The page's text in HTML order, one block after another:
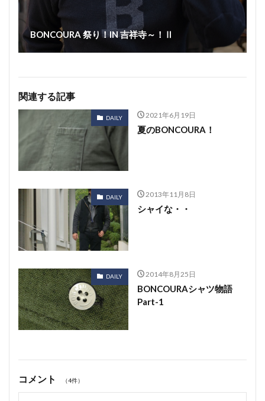
BONCOURA 祭り！IN 吉祥寺～！Ⅱ
関連する記事
DAILY 2021年6月19日
夏のBONCOURA！
DAILY 2013年11月8日
シャイな・・
DAILY 2014年8月25日
BONCOURAシャツ物語
Part-1
コメント （4件）